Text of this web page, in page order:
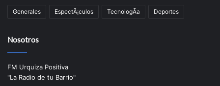
Generales EspectÃ¡culos TecnologÃ­a Deportes
Nosotros
FM Urquiza Positiva
"La Radio de tu Barrio"